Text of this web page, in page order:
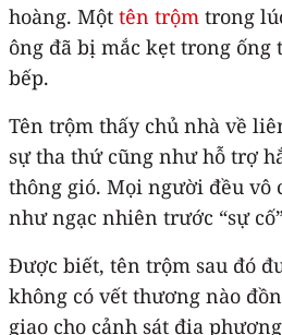
hoàng. Một tên trộm trong
ông đã bị mắc kẹt trong ống
bếp.
Tên trộm thấy chủ nhà về
sự tha thứ cũng như hỗ trợ
thông gió. Mọi người đều vô
như ngạc nhiên trước “sự
Được biết, tên trộm sau đó
không có vết thương nào
giao cho cảnh sát địa